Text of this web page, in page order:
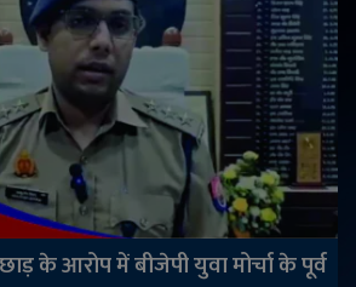
के आरोप में बीजेपी युवा मोर्चा के पूर्व